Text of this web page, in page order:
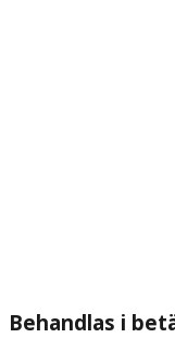
Behandlas i